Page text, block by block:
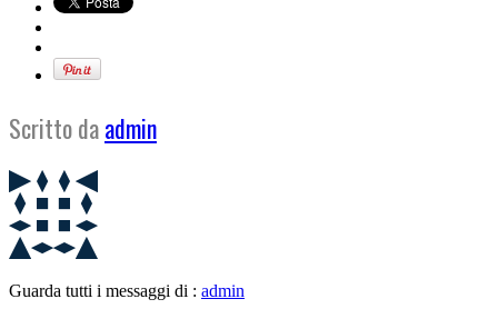
Scritto daadmin
Guarda tutti i messaggi di : admin